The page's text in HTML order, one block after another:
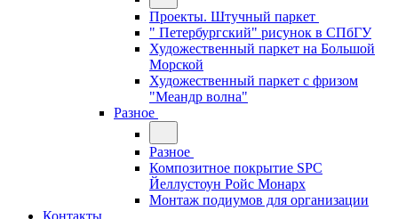
Проекты. Штучный паркет
" Петербургский" рисунок в СПбГУ
Художественный паркет на Большой
Морской
Художественный паркет с фризом
"Меандр волна"
Разное
Разное
Композитное покрытие SPC
Йеллустоун Ройс Монарх
Монтаж подиумов для организации
Контакты